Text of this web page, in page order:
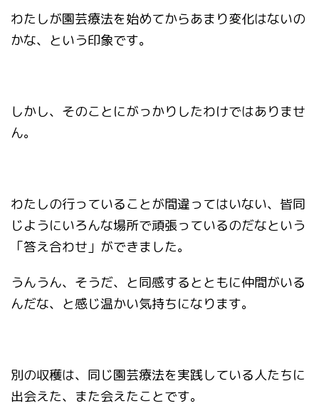
わたしが園芸療法を始めてからあまり変化はないの
かな、という印象です。
しかし、そのことにがっかりしたわけではありませ
ん。
わたしの行っていることが間違ってはいない、皆同
じようにいろんな場所で頑張っているのだなという
「答え合わせ」ができました。
うんうん、そうだ、と同感するとともに仲間がいる
んだな、と感じ温かい気持ちになります。
別の収穫は、同じ園芸療法を実践している人たちに
出会えた、また会えたことです。